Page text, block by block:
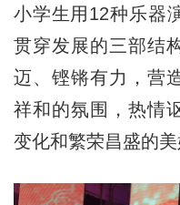
小学生用12种乐器
贯穿发展的三部结
迈、铿锵有力，营
祥和的氛围，热情
变化和繁荣昌盛的美